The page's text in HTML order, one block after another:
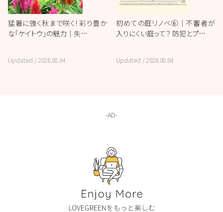
猛暑に強く秋まで咲く！彩り豊か
な「ケイトウ」の魅力｜失…
Updated /2026.08.04
初めての庭リノベ⑥｜不審者が
入りにくい庭って？ 防犯とプ…
Updated /2026.08.04